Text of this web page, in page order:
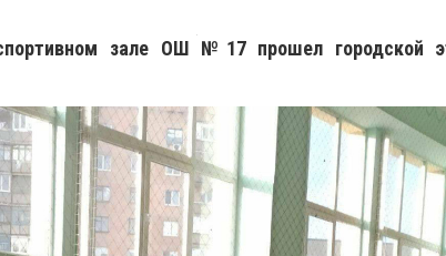
зале ОШ №17 прошел городской